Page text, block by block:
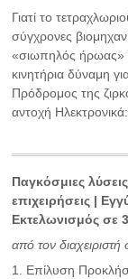
Γιατί το
σύγχρονες
«σιωπηλός ήρωας»
κινητήρια δύναμη
Πρόδρομος της
αντοχή‌
Παγκόσμιες
επιχειρήσεις |
Εκτελωνισμός σε
από τον
1. Επίλυση